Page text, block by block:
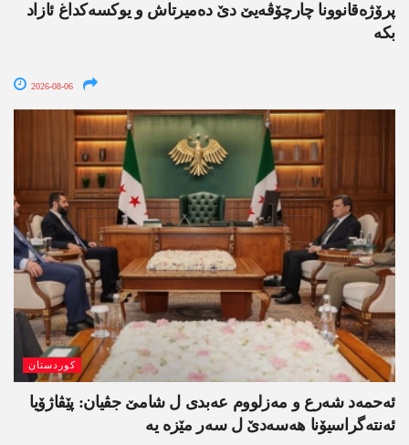
پرۆژەقانوونا چارچۆڤەیێ دێ دەمیرتاش و یوکسەکداغ ئازاد
بکە
2026-08-06
کوردستان
ئەحمەد شەرع و مەزلووم عەبدی ل شامێ جڤیان: پێڤاژۆیا
ئەنتەگراسیۆنا ھەسەدێ ل سەر مێزە یە